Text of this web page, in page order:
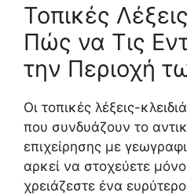
Τοπικές
Πώς να Τις
την Περιοχή
Οι τοπικές λέξεις-
που συνδυάζουν το
επιχείρησης με
αρκεί να στοχεύετε
χρειάζεστε ένα ευρύτερο